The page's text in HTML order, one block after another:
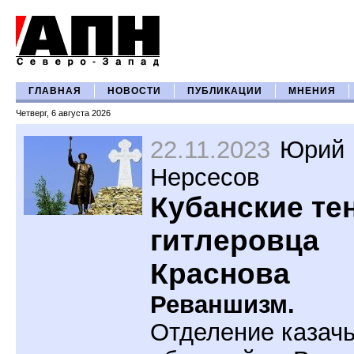
ГЛАВНАЯ НОВОСТИ ПУБЛИКАЦИИ МНЕНИЯ
Четверг, 6 августа 2026
22.11.2023 Юрий
Нерсесов
Кубанские
гитлеровца
Краснова
Реваншизм.
Отделение